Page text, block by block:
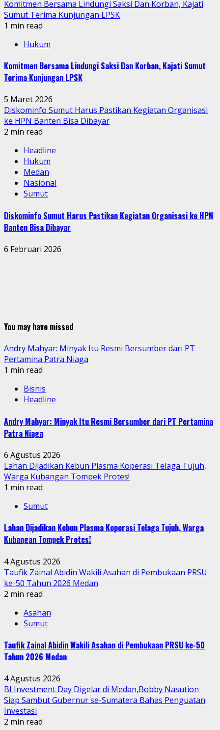
Komitmen Bersama Lindungi Saksi Dan Korban, Kajati
Sumut Terima Kunjungan LPSK
1 min read
Hukum
Komitmen Bersama Lindungi Saksi Dan Korban, Kajati Sumut
Terima Kunjungan LPSK
5 Maret 2026
Diskominfo Sumut Harus Pastikan Kegiatan Organisasi
ke HPN Banten Bisa Dibayar
2 min read
Headline
Hukum
Medan
Nasional
Sumut
Diskominfo Sumut Harus Pastikan Kegiatan Organisasi ke HPN
Banten Bisa Dibayar
6 Februari 2026
You may have missed
Andry Mahyar: Minyak Itu Resmi Bersumber dari PT
Pertamina Patra Niaga
1 min read
Bisnis
Headline
Andry Mahyar: Minyak Itu Resmi Bersumber dari PT Pertamina
Patra Niaga
6 Agustus 2026
Lahan Dijadikan Kebun Plasma Koperasi Telaga Tujuh,
Warga Kubangan Tompek Protes!
1 min read
Sumut
Lahan Dijadikan Kebun Plasma Koperasi Telaga Tujuh, Warga
Kubangan Tompek Protes!
4 Agustus 2026
Taufik Zainal Abidin Wakili Asahan di Pembukaan PRSU
ke-50 Tahun 2026 Medan
2 min read
Asahan
Sumut
Taufik Zainal Abidin Wakili Asahan di Pembukaan PRSU ke-50
Tahun 2026 Medan
4 Agustus 2026
BI Investment Day Digelar di Medan,Bobby Nasution
Siap Sambut Gubernur se-Sumatera Bahas Penguatan
Investasi
2 min read